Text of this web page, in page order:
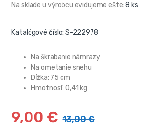
Na sklade u výrobcu evidujeme ešte:8 ks
Katalógové číslo: S-222978
Na škrabanie námrazy
Na ometanie snehu
Dĺžka: 75 cm
Hmotnosť: 0,41 kg
9,00 € 13,00€